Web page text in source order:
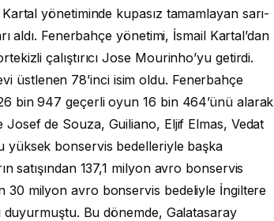
yönetiminde kupasız tamamlayan sarı-
aldı. Fenerbahçe yönetimi, İsmail Kartal’dan
çalıştırıcı Jose Mourinho’yu getirdi.
üstlenen 78’inci isim oldu. Fenerbahçe
bin 947 geçerli oyun 16 bin 464’ünü alarak
Josef de Souza, Guiliano, Eljif Elmas, Vedat
yüksek bonservis bedelleriyle başka
satışından 137,1 milyon avro bonservis
30 milyon avro bonservis bedeliyle İngiltere
Bu dönemde, Galatasaray